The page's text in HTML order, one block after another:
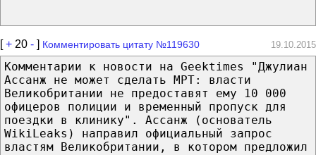
[+ 20 - ] Комментировать цитату №119630 19.10.2015
Комментарии к новости на Geektimes "Джулиан
Ассанж не может сделать МРТ: власти
Великобритании не предоставят ему 10 000
офицеров полиции и временный пропуск для
поездки в клинику". Ассанж (основатель
WikiLeaks) направил официальный запрос
властям Великобритании, в котором предложил